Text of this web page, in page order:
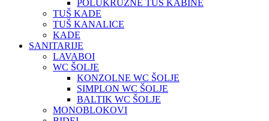
POLUKRUŽNE TUŠ KABINE
TUŠ KADE
TUŠ KANALICE
KADE
SANITARIJE
LAVABOI
WC ŠOLJE
KONZOLNE WC ŠOLJE
SIMPLON WC ŠOLJE
BALTIK WC ŠOLJE
MONOBLOKOVI